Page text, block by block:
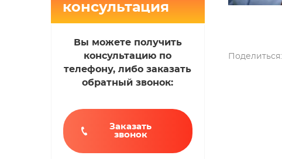
консультация
Вы можете получить
консультацию по
телефону, либо заказать
обратный звонок:
Заказать
звонок
Поделиться: